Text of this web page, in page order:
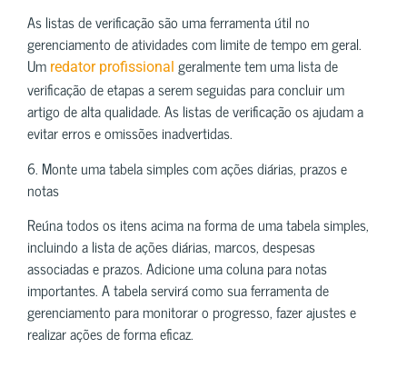
As listas de verificação são uma ferramenta útil no
gerenciamento de atividades com limite de tempo em geral.
Um redator profissional geralmente tem uma lista de
verificação de etapas a serem seguidas para concluir um
artigo de alta qualidade. As listas de verificação os ajudam a
evitar erros e omissões inadvertidas.
6. Monte uma tabela simples com ações diárias, prazos e
notas
Reúna todos os itens acima na forma de uma tabela simples,
incluindo a lista de ações diárias, marcos, despesas
associadas e prazos. Adicione uma coluna para notas
importantes. A tabela servirá como sua ferramenta de
gerenciamento para monitorar o progresso, fazer ajustes e
realizar ações de forma eficaz.